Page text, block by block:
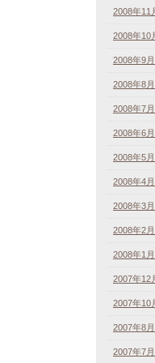
2008年11
2008年10
2008年9
2008年8
2008年7
2008年6
2008年5
2008年4
2008年3
2008年2
2008年1
2007年12
2007年10
2007年8
2007年7